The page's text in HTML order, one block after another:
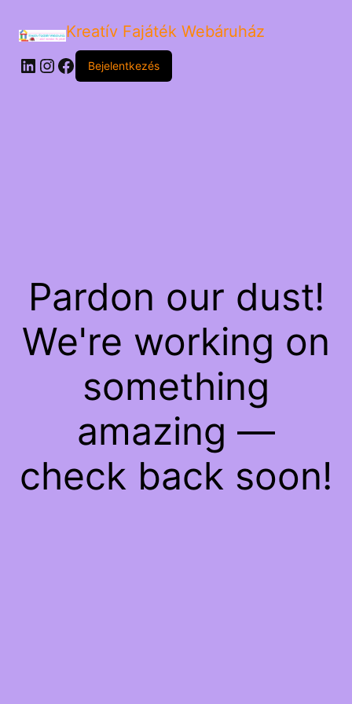
Kreatív Fajáték Webáruház
LinkedIn
Instagram
Facebook
Bejelentkezés
Pardon our dust!
We're working on
something
amazing —
check back soon!